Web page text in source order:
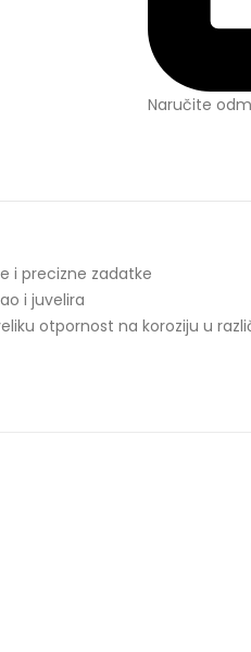
Naručite
i precizne zadatke
i juvelira
otpornost na koroziju u